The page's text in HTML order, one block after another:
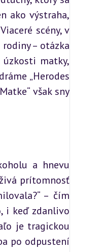
ako výstraha,
scény, v
– otázka
úzkosti matky,
„Herodes
však sny
a hnevu
prítomnosť
– čím
i keď zdanlivo
je tragickou
po odpustení